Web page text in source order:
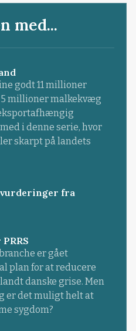
med...
godt 11 millioner
millioner malkekvæg
i denne serie, hvor
skarpt på landets
fra
er gået
plan for at reducere
danske grise. Men
er det muligt helt at
sygdom?